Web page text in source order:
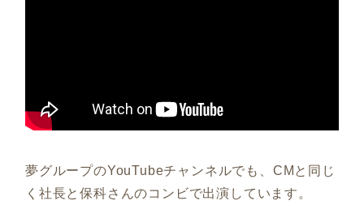
夢グループのYouTubeチャンネルでも、CMと同じ
く社長と保科さんのコンビで出演しています。